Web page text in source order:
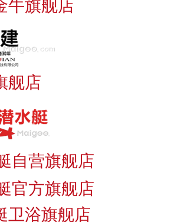
牛旗舰店
舰店
自营旗舰店
官方旗舰店
卫浴旗舰店